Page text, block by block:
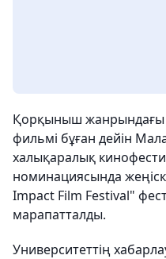
Қорқыныш жанрындағы
фильмі бұған дейін
халықаралық
номинациясында
Impact Film Festival"
марапатталды.
Университеттің